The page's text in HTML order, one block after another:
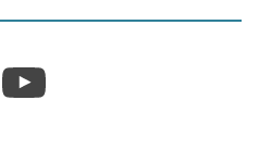
YouTube